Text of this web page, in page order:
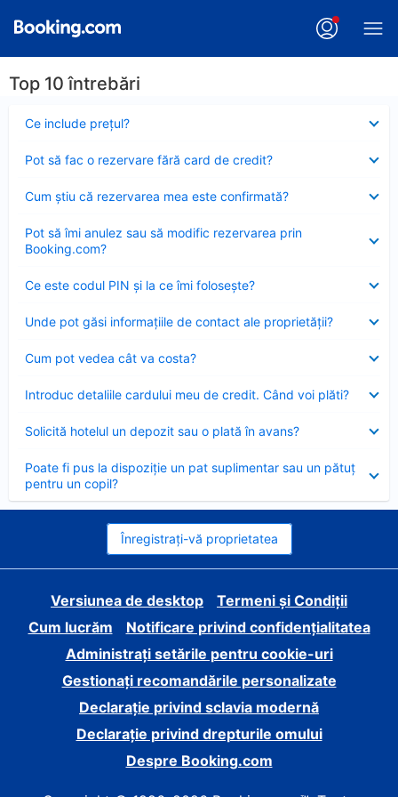
Top 10 întrebări
Ce include preţul?
închis
Pot să fac o rezervare fără card de credit?
închis
Cum ştiu că rezervarea mea este confirmată?
închis
Pot să îmi anulez sau să modific rezervarea prin
Booking.com?
închis
Ce este codul PIN şi la ce îmi foloseşte?
închis
Unde pot găsi informațiile de contact ale proprietății?
închis
Cum pot vedea cât va costa?
închis
Introduc detaliile cardului meu de credit. Când voi plăti?
închis
Solicită hotelul un depozit sau o plată în avans?
închis
Poate fi pus la dispoziție un pat suplimentar sau un pătuț
pentru un copil?
închis
Înregistrați-vă proprietatea
Versiunea de desktop
Termeni și Condiții
Cum lucrăm
Notificare privind confidențialitatea
Administrați setările pentru cookie-uri
Gestionați recomandările personalizate
Declarație privind sclavia modernă
Declarație privind drepturile omului
Despre Booking.com